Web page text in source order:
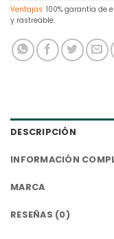
Ventajas: 100% garantía de
y rastreable.
DESCRIPCIÓN
INFORMACIÓN
MARCA
RESEÑAS (0)